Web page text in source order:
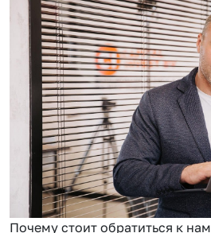
Почему стоит обратиться к нам